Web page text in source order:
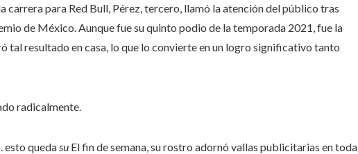
carrera para Red Bull, Pérez, tercero, llamó la atención del público tras
de México. Aunque fue su quinto podio de la temporada 2021, fue la
tal resultado en casa, lo que lo convierte en un logro significativo tanto
radicalmente.
esto quedasu El fin de semana, su rostro adornó vallas publicitarias en toda